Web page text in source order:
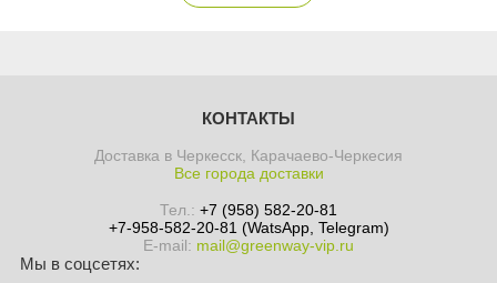
КОНТАКТЫ
Доставка в Черкесск, Карачаево-Черкесия
Все города доставки
Тел.: +7 (958) 582-20-81
+7-958-582-20-81 (WatsApp, Telegram)
E-mail: mail@greenway-vip.ru
Мы в соцсетях: